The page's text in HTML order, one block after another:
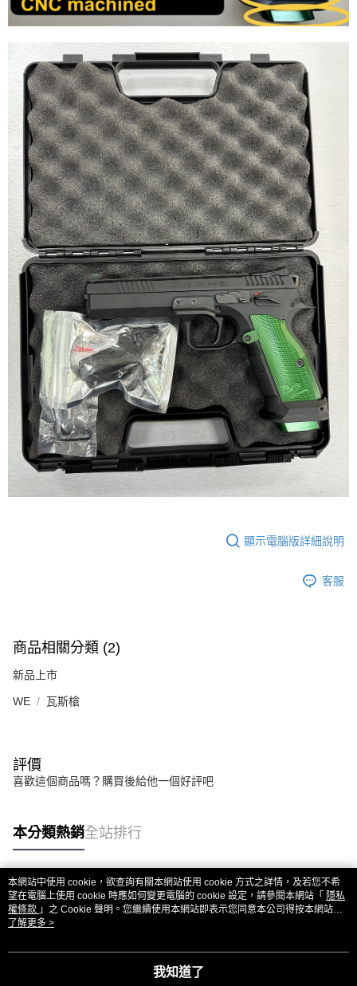
顯示電腦版詳細說明
客服
商品相關分類 (2)
新品上市
WE 瓦斯槍
評價
喜歡這個商品嗎？購買後給他一個好評吧
本分類熱銷全站排行
熱門標籤
本網站中使用 cookie，欲查詢有關本網站使用 cookie 方式之詳情，及若您不希
望在電腦上使用 cookie 時應如何變更電腦的 cookie 設定，請參閱本網站「 隱私
權條款 」之 Cookie 聲明。您繼續使用本網站即表示您同意本公司得按本網站使
用條款之 Cookie 聲明使用 cookie。
了解更多 >
我知道了